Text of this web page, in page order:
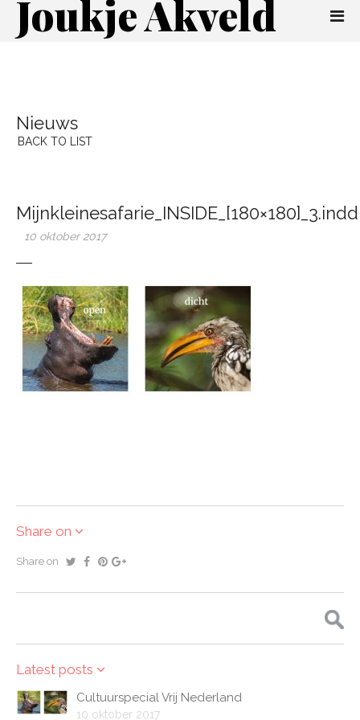
Joukje Akveld
Nieuws
BACK TO LIST
Mijnkleinesafarie_INSIDE_[180×180]_3.indd
10 oktober 2017
Share on
Share on
Latest posts
Cultuurspecial Vrij Nederland
10 oktober 2017